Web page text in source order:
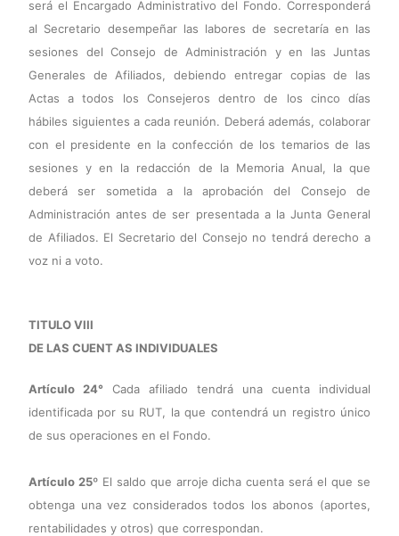
será el Encargado Administrativo del Fondo. Corresponderá
al Secretario desempeñar las labores de secretaría en las
sesiones del Consejo de Administración y en las Juntas
Generales de Afiliados, debiendo entregar copias de las
Actas a todos los Consejeros dentro de los cinco días
hábiles siguientes a cada reunión. Deberá además, colaborar
con el presidente en la confección de los temarios de las
sesiones y en la redacción de la Memoria Anual, la que
deberá ser sometida a la aprobación del Consejo de
Administración antes de ser presentada a la Junta General
de Afiliados. El Secretario del Consejo no tendrá derecho a
voz ni a voto.
TITULO VIII
DE LAS CUENT AS INDIVIDUALES
Artículo 24° Cada afiliado tendrá una cuenta individual
identificada por su RUT, la que contendrá un registro único
de sus operaciones en el Fondo.
Artículo 25ºEl saldo que arroje dicha cuenta será el que se
obtenga una vez considerados todos los abonos (aportes,
rentabilidades y otros) que correspondan.